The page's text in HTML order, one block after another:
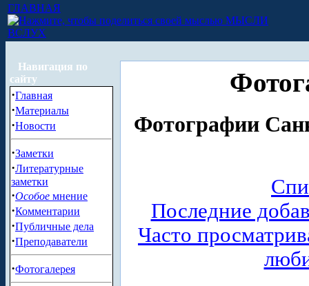
ГЛАВНАЯ
МЫСЛИ
ВСЛУХ
Навигация по
сайту
·Главная
·Материалы
·Новости
·Заметки
·Литературные
заметки
·Особое мнение
·Комментарии
·Публичные дела
·Преподаватели
·Фотогалерея
Фотографии
Последние
Часто